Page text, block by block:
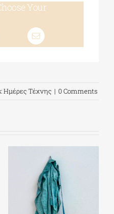
Your
Ημέρες Τέχνης | 0 Comments